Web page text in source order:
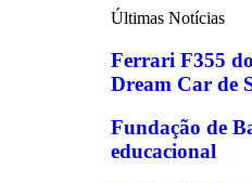
Últimas Notícias
Ferrari F355
Dream Car de
Fundação de
educacional